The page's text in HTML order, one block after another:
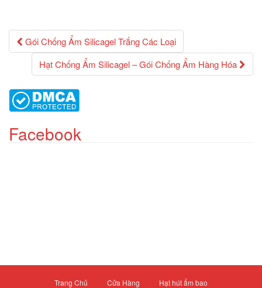
Post
navigation
Gói Chống Ẩm Silicagel Trắng Các Loại
Hạt Chống Ẩm Silicagel – Gói Chống Ẩm Hàng Hóa
Facebook
Trang Chủ Cửa Hàng Hạt hút ẩm bao